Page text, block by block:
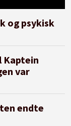
og psykisk
Kaptein
var
endte